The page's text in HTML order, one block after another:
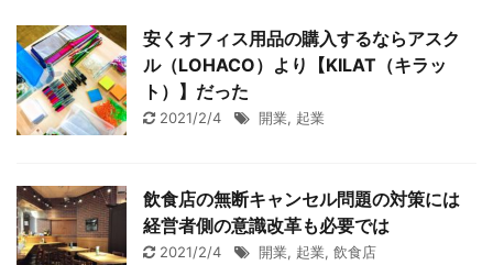
安くオフィス用品の購入するならアスク
ル（LOHACO）より【KILAT（キラッ
ト）】だった
2021/2/4 開業, 起業
飲食店の無断キャンセル問題の対策には
経営者側の意識改革も必要では
2021/2/4 開業, 起業, 飲食店